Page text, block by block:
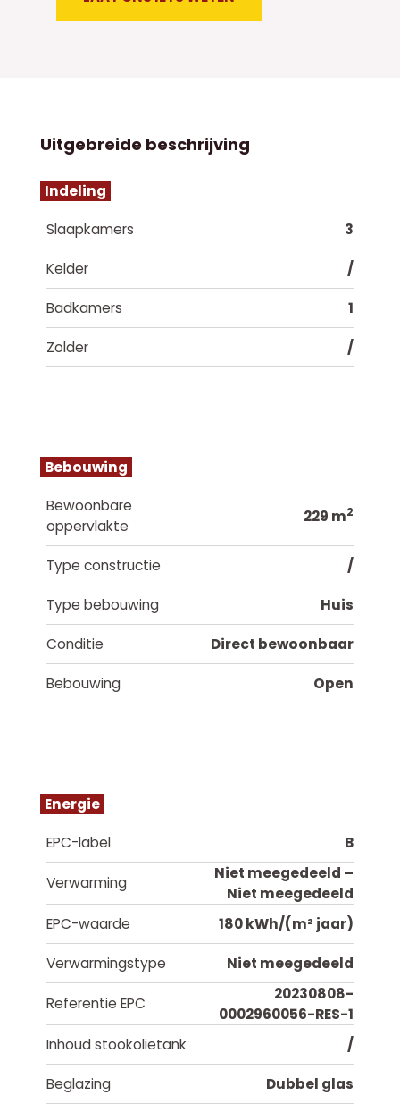
Uitgebreide beschrijving
Indeling
Slaapkamers 3
Kelder /
Badkamers 1
Zolder /
Bebouwing
Bewoonbare
oppervlakte
229 m2
Type constructie /
Type bebouwing Huis
Conditie Direct bewoonbaar
Bebouwing Open
Energie
EPC-label B
Verwarming
Niet meegedeeld –
Niet meegedeeld
EPC-waarde
180 kWh/(m² jaar)
Verwarmingstype Niet meegedeeld
Referentie EPC
20230808-
0002960056-RES-1
Inhoud stookolietank
/
Beglazing Dubbel glas